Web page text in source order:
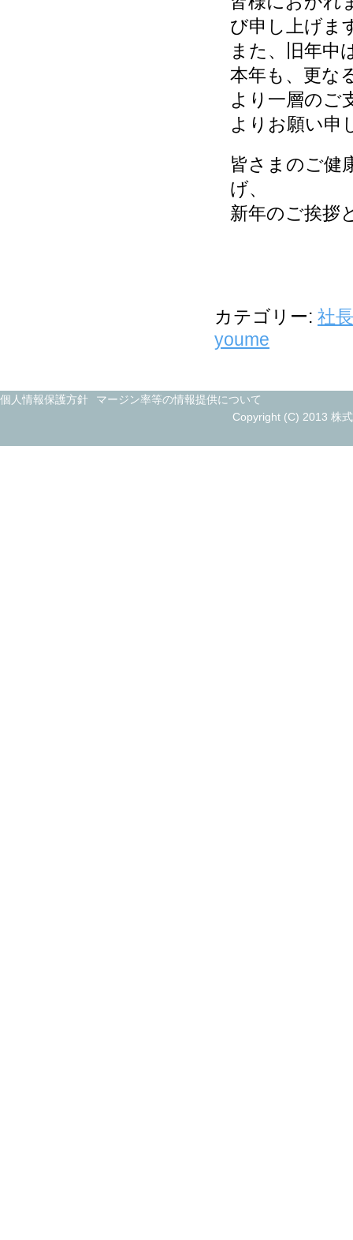
び申し上げま
また、旧年中
本年も、更な
より一層のご
よりお願い申
皆さまのご健
げ、
新年のご挨拶
カテゴリー: 社
youme
個人情報保護方針
マージン率等の情報提供について
Copyright (C) 2013 株